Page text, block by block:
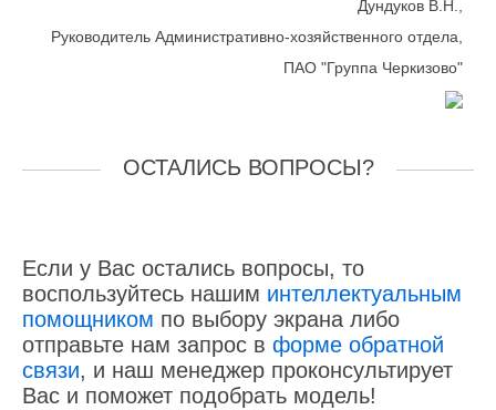
Дундуков В.Н.,
Руководитель Административно-хозяйственного отдела,
ПАО "Группа Черкизово"
ОСТАЛИСЬ ВОПРОСЫ?
Если у Вас остались вопросы, то
воспользуйтесь нашим интеллектуальным
помощником по выбору экрана либо
отправьте нам запрос в форме обратной
связи, и наш менеджер проконсультирует
Вас и поможет подобрать модель!